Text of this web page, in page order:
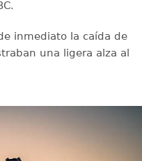
inmediato la caída de
una ligera alza al